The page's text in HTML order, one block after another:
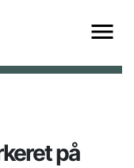
på